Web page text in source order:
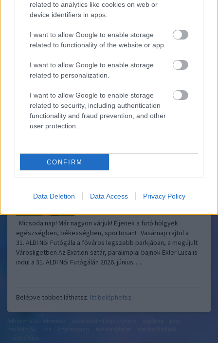
related to analytics like cookies on web or
device identifiers in apps.
I want to allow Google to enable storage
related to functionality of the website or app.
I want to allow Google to enable storage
related to personalization.
I want to allow Google to enable storage
related to security, including authentication
functionality and fraud prevention, and other
user protection.
CONFIRM
Data Deletion Data Access Privacy Policy
Nagy népszerőséggel indult el a 31. ALDI Női Futógála! A
lelkesedés határokon átívelő! A helyszín és az időjárás derűs és
verőfényes! Több mint tízezer női futóval indult el a sportos
nyár: sikeresen zárult a 31. ALDI Női Futógála Tökéletes nyári
időben, 10.200 nevezővel, fesztivál…..
Micsoda nap! Már nagyon várjuk! Éljenek a futó hölgyek
egészségben, békességben, sportosan! Vasárnap rajtol a
31. ALDI Női Futógála a főváros legszebb parkjában, a megújult
Városligetben Az Exatlon-sztár, paralimpiai bajnok Ekler Luca is
indul a 31. ALDI Női Futógálán 2026. június…..
Belépve többet láthatsz. Itt beléphetsz